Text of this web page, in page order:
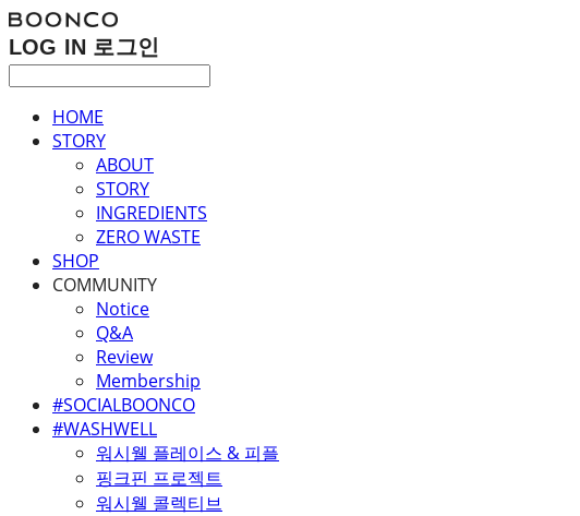
LOG IN 로그인
HOME
STORY
ABOUT
STORY
INGREDIENTS
ZERO WASTE
SHOP
COMMUNITY
Notice
Q&A
Review
Membership
#SOCIALBOONCO
#WASHWELL
워시웰 플레이스 & 피플
핑크핀 프로젝트
워시웰 콜렉티브